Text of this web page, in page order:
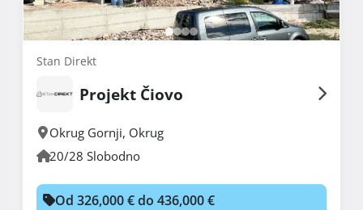
Stan Direkt
Projekt Čiovo
Okrug Gornji, Okrug
20/28 Slobodno
Od 326,000 € do 436,000 €